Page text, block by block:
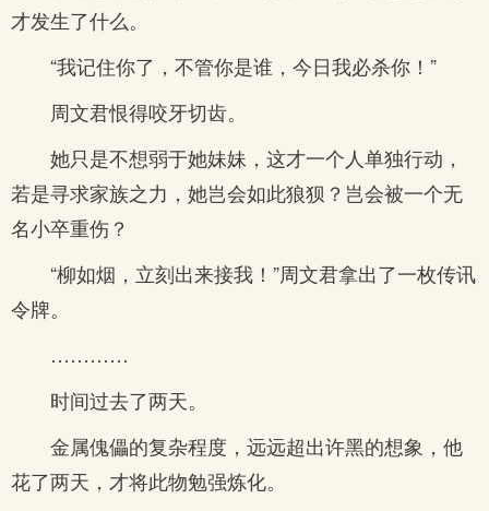
才发生了什么。
“我记住你了，不管你是谁，今日我必杀你！”
周文君恨得咬牙切齿。
她只是不想弱于她妹妹，这才一个人单独行动，
若是寻求家族之力，她岂会如此狼狈？岂会被一个无
名小卒重伤？
“柳如烟，立刻出来接我！”周文君拿出了一枚传讯
令牌。
…………
时间过去了两天。
金属傀儡的复杂程度，远远超出许黑的想象，他
花了两天，才将此物勉强炼化。